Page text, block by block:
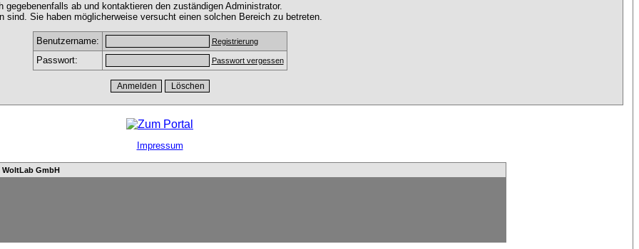
ab und kontaktieren den zuständigen Administrator.
Sie haben möglicherweise versucht einen solchen Bereich zu betreten.
Benutzername: Registrierung
Passwort: Passwort vergessen
Impressum
WoltLab GmbH